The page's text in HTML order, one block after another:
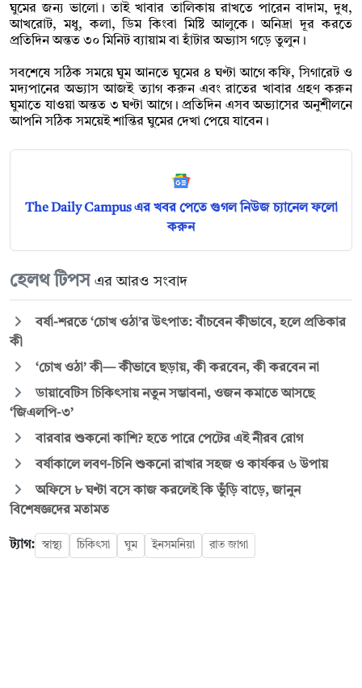
ঘুমের জন্য ভালো। তাই খাবার তালিকায় রাখতে পারেন বাদাম, দুধ,
আখরোট, মধু, কলা, ডিম কিংবা মিষ্টি আলুকে। অনিদ্রা দূর করতে
প্রতিদিন অন্তত ৩০ মিনিট ব্যায়াম বা হাঁটার অভ্যাস গড়ে তুলুন।
সবশেষে সঠিক সময়ে ঘুম আনতে ঘুমের ৪ ঘণ্টা আগে কফি, সিগারেট ও
মদ্যপানের অভ্যাস আজই ত্যাগ করুন এবং রাতের খাবার গ্রহণ করুন
ঘুমাতে যাওয়া অন্তত ৩ ঘণ্টা আগে। প্রতিদিন এসব অভ্যাসের অনুশীলনে
আপনি সঠিক সময়েই শান্তির ঘুমের দেখা পেয়ে যাবেন।
The Daily Campus এর খবর পেতে গুগল নিউজ চ্যানেল ফলো
করুন
হেলথ টিপস এর আরও সংবাদ
বর্ষা-শরতে ‘চোখ ওঠা’র উৎপাত: বাঁচবেন কীভাবে, হলে প্রতিকার
কী
‘চোখ ওঠা’ কী— কীভাবে ছড়ায়, কী করবেন, কী করবেন না
ডায়াবেটিস চিকিৎসায় নতুন সম্ভাবনা, ওজন কমাতে আসছে
‘জিএলপি-৩’
বারবার শুকনো কাশি? হতে পারে পেটের এই নীরব রোগ
বর্ষাকালে লবণ-চিনি শুকনো রাখার সহজ ও কার্যকর ৬ উপায়
অফিসে ৮ ঘণ্টা বসে কাজ করলেই কি ভুঁড়ি বাড়ে, জানুন
বিশেষজ্ঞদের মতামত
ট্যাগ: স্বাস্থ্য চিকিৎসা ঘুম ইনসমনিয়া রাত জাগা